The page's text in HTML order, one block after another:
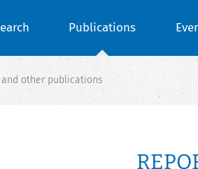
Publications
and other publications